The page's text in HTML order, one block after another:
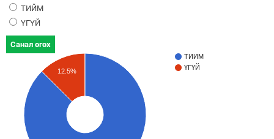
ТИЙМ
ҮГҮЙ
Санал өгөх
ТИЙМ
ҮГҮЙ
12.5%